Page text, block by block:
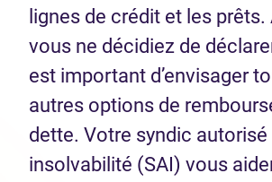
lignes de crédit et les prêts.
vous ne décidiez de
est important d’envisager
autres options de
dette. Votre syndic autorisé
insolvabilité (SAI) vous